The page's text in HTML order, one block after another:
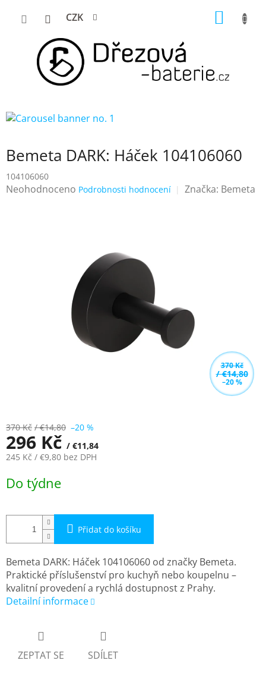
CZK
Bemeta DARK: Háček 104106060
104106060
Průměrné
Neohodnoceno Podrobnosti hodnocení Značka: Bemeta
370 Kč
/ €14,80
–20 %
370 Kč / €14,80 –20 %
296 Kč / €11,84
245 Kč / €9,80 bez DPH
cena:
Do týdne
Přidat do košíku
Bemeta DARK: Háček 104106060 od značky Bemeta.
Praktické příslušenství pro kuchyň nebo koupelnu –
kvalitní provedení a rychlá dostupnost z Prahy.
Detailní informace
ZEPTAT SE SDÍLET